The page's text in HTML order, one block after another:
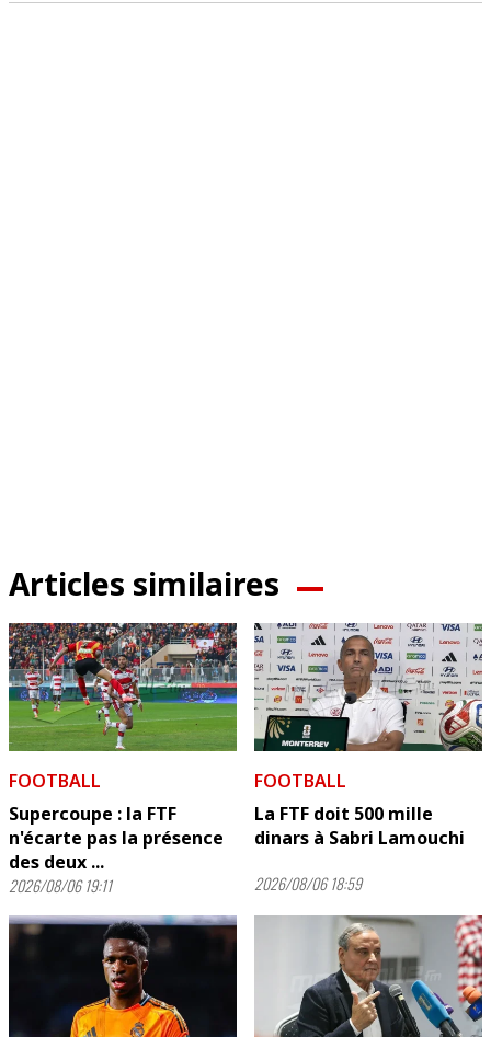
Articles similaires
FOOTBALL
Supercoupe : la FTF
n'écarte pas la présence
des deux ...
2026/08/06 19:11
FOOTBALL
La FTF doit 500 mille
dinars à Sabri Lamouchi
2026/08/06 18:59